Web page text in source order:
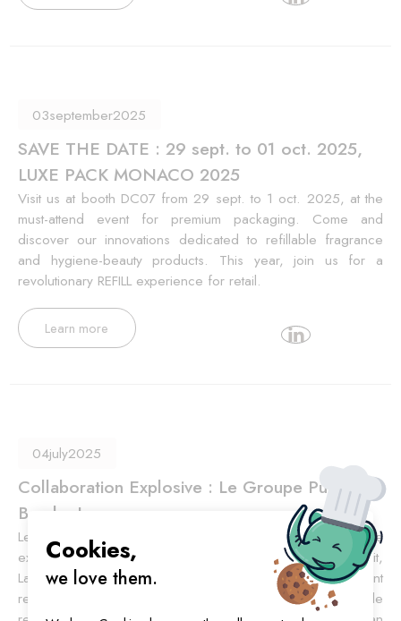
Cookies,
we love them.
03september2025
SAVE THE DATE : 29 sept. to 01 oct. 2025,
LUXE PACK MONACO 2025
Visit us at booth DC07 from 29 sept. to 1 oct. 2025, at the
must-attend event for premium packaging. Come and
discover our innovations dedicated to refillable fragrance
and hygiene-beauty products. This year, join us for a
revolutionary REFILL experience for retail.
Learn more
04july2025
Collaboration Explosive : Le Groupe Puig & La
Bomba !
Le Groupe Puig fait encore une fois confiance à notre
expertise pour équiper les recharges de son parfum inédit,
La Bomba ! Une collaboration prestigieuse qui vient
renforcer notre position de leader dans les solutions de